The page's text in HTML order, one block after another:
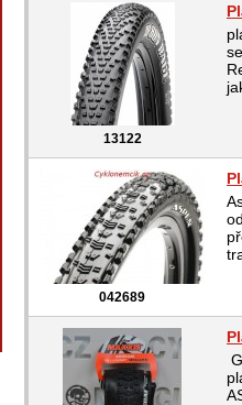
13122
042689